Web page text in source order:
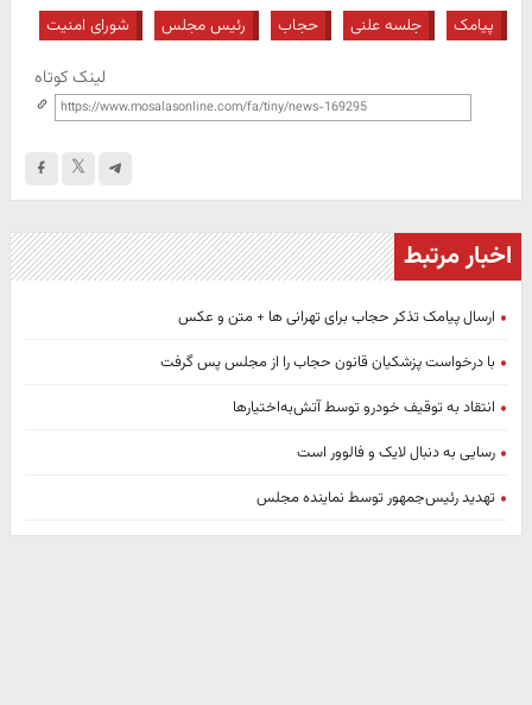
پیامک جلسه علنی حجاب رئیس مجلس شورای امنیت
لینک کوتاه
اخبار مرتبط
ارسال پیامک تذکر حجاب برای تهرانی ها + متن و عکس
با درخواست پزشکیان قانون حجاب را از مجلس پس گرفت
انتقاد به توقیف خودرو توسط آتش‌به‌اختیار‌ها
رسایی به دنبال لایک و فالوور است
تهدید رئیس‌جمهور توسط نماینده مجلس